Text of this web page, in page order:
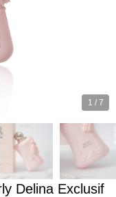
1 / 7
Delina Exclusif